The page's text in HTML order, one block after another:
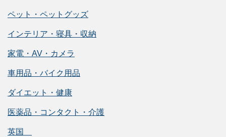
ペット・ペットグッズ
インテリア・寝具・収納
家電・AV・カメラ
車用品・バイク用品
ダイエット・健康
医薬品・コンタクト・介護
英国